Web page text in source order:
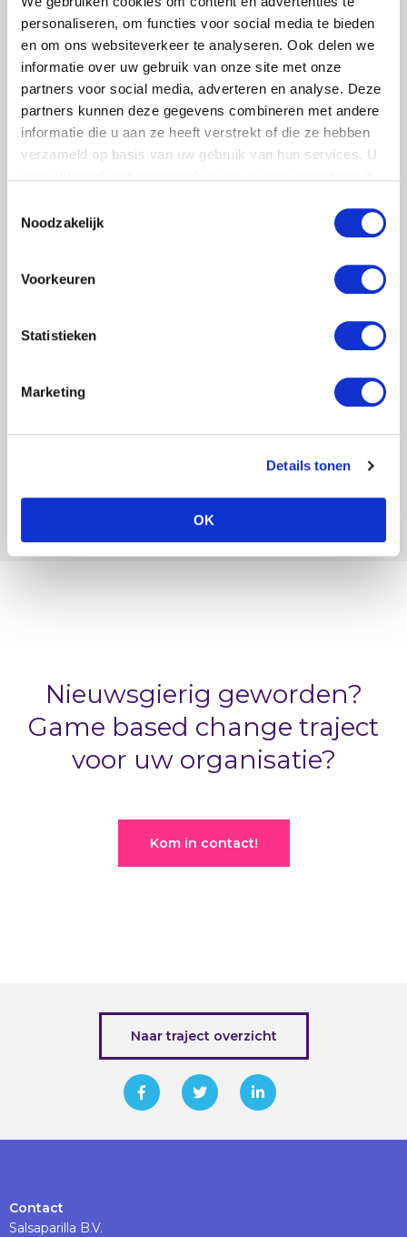
personaliseren, om functies voor social media te bieden
en om ons websiteverkeer te analyseren. Ook delen we
informatie over uw gebruik van onze site met onze
partners voor social media, adverteren en analyse. Deze
partners kunnen deze gegevens combineren met andere
informatie die u aan ze heeft verstrekt of die ze hebben
verzameld op basis van uw gebruik van hun services. U
Noodzakelijk
Voorkeuren
Statistieken
Marketing
Details tonen
OK
spelende teams langs allerlei situaties geleid
waarin gastvrijheid belangrijk was. Hoe beter zij
deze situaties op konden lossen hoe hoger zij
scoorden in de game.
De game werd erg hoog gewaardeerd door de
de projectleider gastgerichtheid van het
meer doelgroepen binnen het ziekenhuis
Nieuwsgierig geworden?
Game based change traject
voor uw organisatie?
Kom in contact!
Naar traject overzicht
Contact
Salsaparilla B.V.